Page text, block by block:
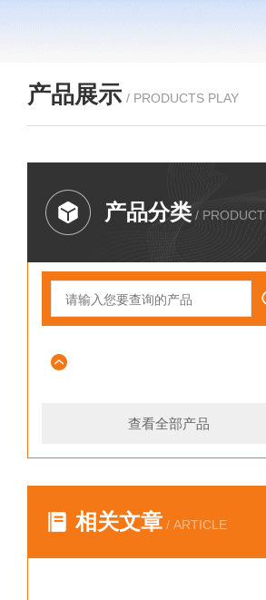
产品展示 / PRODUCTS PLAY
产品分类 / PRODUCT
查看全部产品
相关文章 / ARTICLE